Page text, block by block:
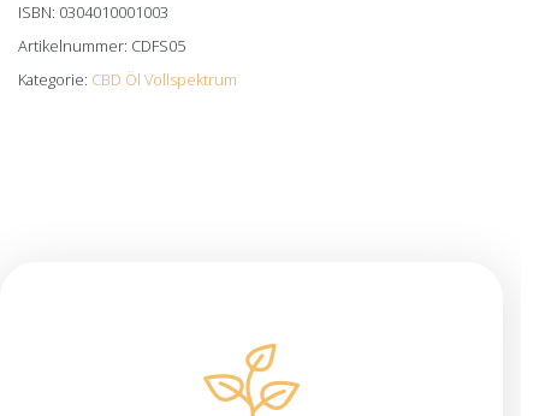
(500
mg)
Menge
ISBN: 0304010001003
Artikelnummer: CDFS05
Kategorie: CBD Öl Vollspektrum